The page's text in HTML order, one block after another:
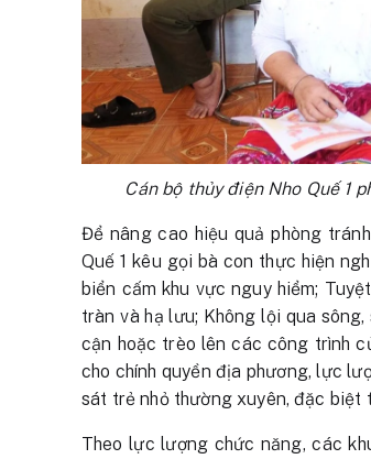
Cán bộ thủy điện Nho Quế 1
Để nâng cao hiệu quả phòng
Quế 1 kêu gọi bà con thực hiện
biển cấm khu vực nguy hiểm;
tràn và hạ lưu; Không lội qua
cận hoặc trèo lên các công trình
cho chính quyền địa phương, lực
sát trẻ nhỏ thường xuyên, đặc biệt
Theo lực lượng chức năng, các